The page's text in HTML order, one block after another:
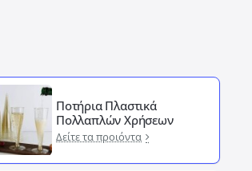
Ποτήρια Πλαστικά
Πολλαπλών Χρήσεων
Δείτε τα προιόντα